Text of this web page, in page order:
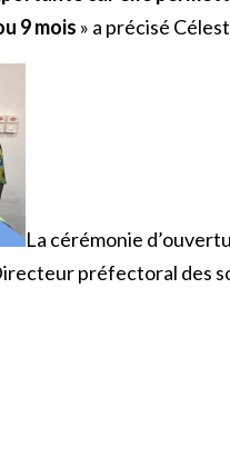
9 mois » a précisé
La cérémonie
préfectoral des